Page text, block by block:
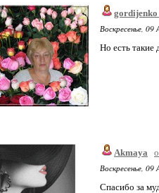
Воскресенье,
Но есть такие
Akmaya
Воскресенье,
Спасибо за